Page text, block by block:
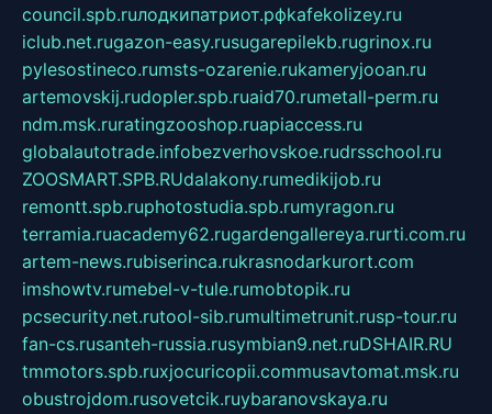
council.spb.ruлодкипатриот.рфkafekolizey.ru
iclub.net.rugazon-easy.rusugarepilekb.rugrinox.ru
pylesostineco.rumsts-ozarenie.rukameryjooan.ru
artemovskij.rudopler.spb.ruaid70.rumetall-perm.ru
ndm.msk.ruratingzooshop.ruapiaccess.ru
globalautotrade.infobezverhovskoe.rudrsschool.ru
ZOOSMART.SPB.RUdalakony.rumedikijob.ru
remontt.spb.ruphotostudia.spb.rumyragon.ru
terramia.ruacademy62.rugardengallereya.rurti.com.ru
artem-news.rubiserinca.rukrasnodarkurort.com
imshowtv.rumebel-v-tule.rumobtopik.ru
pcsecurity.net.rutool-sib.rumultimetrunit.rusp-tour.ru
fan-cs.rusanteh-russia.rusymbian9.net.ruDSHAIR.RU
tmmotors.spb.ruxjocuricopii.commusavtomat.msk.ru
obustrojdom.rusovetcik.ruybaranovskaya.ru